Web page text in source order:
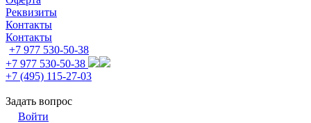
Реквизиты
Контакты
Контакты
+7 977 530-50-38
+7 977 530-50-38
+7 (495) 115-27-03
Задать вопрос
Войти